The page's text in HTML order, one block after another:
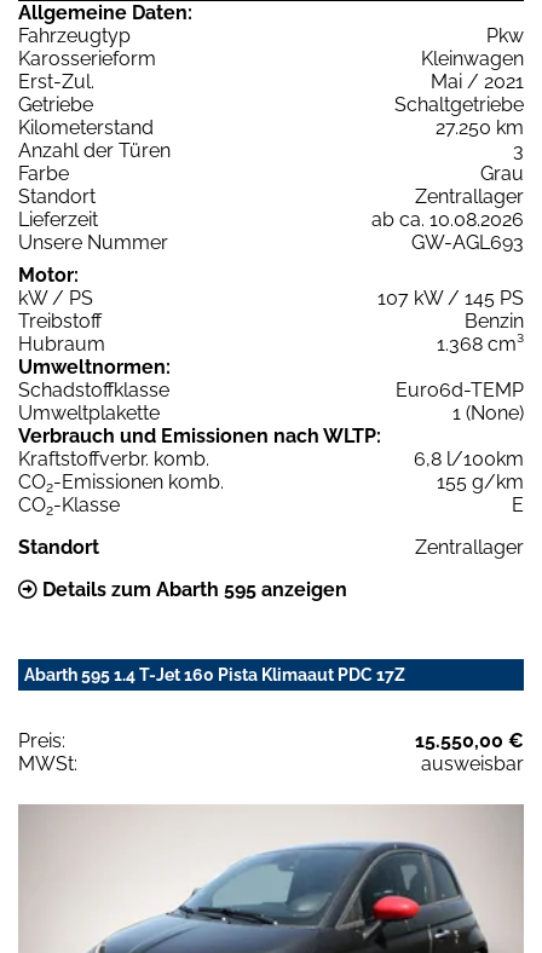
Allgemeine Daten:
Fahrzeugtyp
Pkw
Karosserieform
Kleinwagen
Erst-Zul.
Mai / 2021
Getriebe
Schaltgetriebe
Kilometerstand
27.250 km
Anzahl der Türen
3
Farbe
Grau
Standort
Zentrallager
Lieferzeit
ab ca. 10.08.2026
Unsere Nummer
GW-AGL693
Motor:
kW / PS
107 kW / 145 PS
Treibstoff
Benzin
Hubraum
1.368 cm³
Umweltnormen:
Schadstoffklasse
Euro6d-TEMP
Umweltplakette
1 (None)
Verbrauch und Emissionen nach WLTP:
Kraftstoffverbr. komb.
6,8 l/100km
CO2-Emissionen komb.
155 g/km
CO2-Klasse
E
Standort
Zentrallager
Details zum Abarth 595 anzeigen
Abarth 595 1.4 T-Jet 160 Pista Klimaaut PDC 17Z
Preis:
15.550,00 €
MWSt:
ausweisbar